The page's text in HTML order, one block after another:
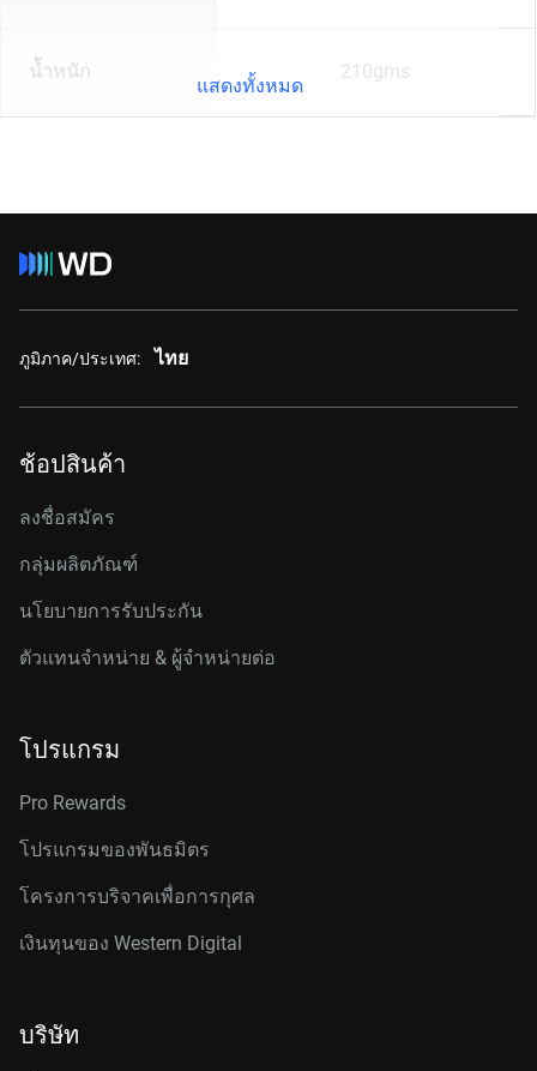
น้ำหนัก 210gms
แสดงทั้งหมด
ภูมิภาค/ประเทศ: ไทย
ช้อปสินค้า
ลงชื่อสมัคร
กลุ่มผลิตภัณฑ์
นโยบายการรับประกัน
ตัวแทนจำหน่าย & ผู้จำหน่ายต่อ
โปรแกรม
Pro Rewards
โปรแกรมของพันธมิตร
โครงการบริจาคเพื่อการกุศล
เงินทุนของ Western Digital
บริษัท